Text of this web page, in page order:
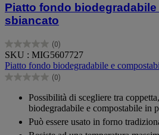
Piatto fondo
sbiancato
(0)
0.0
su
5
stelle.
SKU : MIG5607727
Piatto fondo biodegradabile e
(0)
0.0
Possibilità di scegliere tra
biodegradabile e compostabile in
Può essere usato in forno